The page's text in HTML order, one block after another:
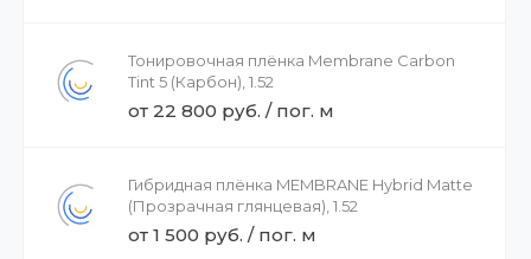
Тонировочная плёнка Membrane Carbon
Tint 5 (Карбон), 1.52
от 22 800 руб. / пог. м
Гибридная плёнка MEMBRANE Hybrid Matte
(Прозрачная глянцевая), 1.52
от 1 500 руб. / пог. м